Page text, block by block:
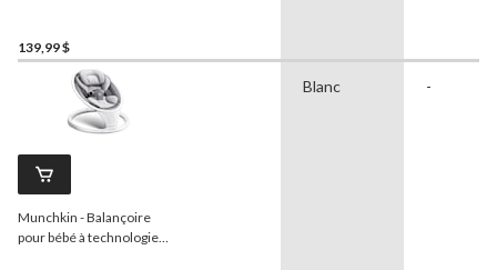
139,99 $
Munchkin - Balançoire
pour bébé à technologie
Blanc -